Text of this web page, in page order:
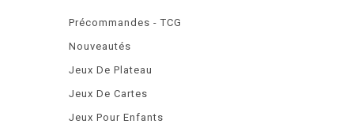
Précommandes - TCG
Nouveautés
Jeux De Plateau
Jeux De Cartes
Jeux Pour Enfants